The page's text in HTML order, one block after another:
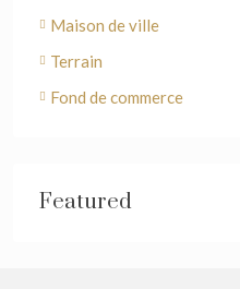
Maison de ville
Terrain
Fond de commerce
Featured